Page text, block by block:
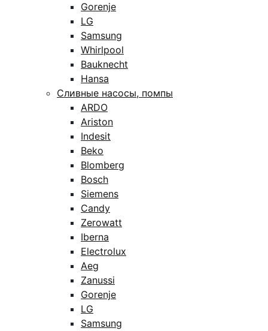
Gorenje
LG
Samsung
Whirlpool
Bauknecht
Hansa
Сливные насосы, помпы
ARDO
Ariston
Indesit
Beko
Blomberg
Bosch
Siemens
Candy
Zerowatt
Iberna
Electrolux
Aeg
Zanussi
Gorenje
LG
Samsung